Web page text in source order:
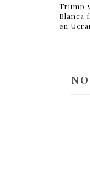
Trump
Blanca
en